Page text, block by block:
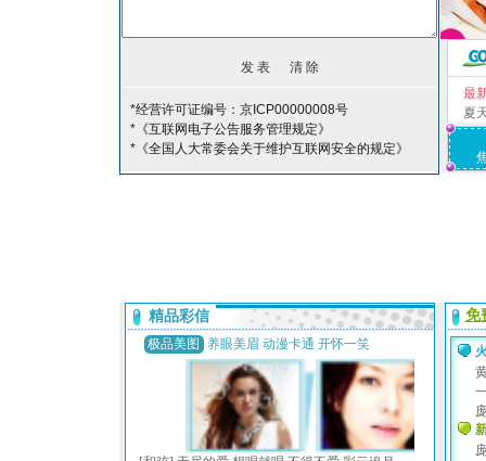
*经营许可证编号：京ICP00000008号
*《互联网电子公告服务管理规定》
*《全国人大常委会关于维护互联网安全的规定》
最
夏